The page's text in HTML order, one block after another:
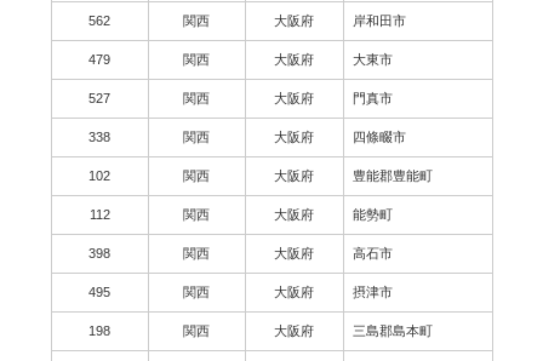
562 関西 大阪府 岸和田市
479 関西 大阪府 大東市
527 関西 大阪府 門真市
338 関西 大阪府 四條畷市
102 関西 大阪府 豊能郡豊能町
112 関西 大阪府 能勢町
398 関西 大阪府 高石市
495 関西 大阪府 摂津市
198 関西 大阪府 三島郡島本町